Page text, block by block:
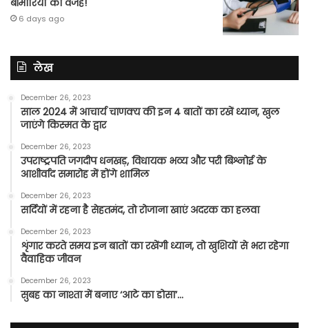
बीमारियों की वजह!
6 days ago
लेख
December 26, 2023
साल 2024 में आचार्य चाणक्य की इन 4 बातों का रखें ध्यान, खुल
जाएंगे किस्मत के द्वार
December 26, 2023
उपराष्ट्रपति जगदीप धनखड़, विधायक भव्य और परी बिश्नोई के
आशीर्वाद समारोह में होंगे शामिल
December 26, 2023
सर्दियों में रहना है सेहतमंद, तो रोजाना खाएं अदरक का हलवा
December 26, 2023
शृंगार करते समय इन बातों का रखेंगी ध्यान, तो खुशियों से भरा रहेगा
वैवाहिक जीवन
December 26, 2023
सुबह का नाश्ता में बनाए ‘आटे का डोसा’…